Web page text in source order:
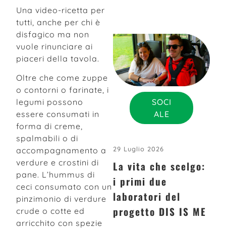
Una video-ricetta per
tutti, anche per chi è
disfagico ma non
vuole rinunciare ai
piaceri della tavola.
Oltre che come zuppe
o contorni o farinate, i
legumi possono
essere consumati in
forma di creme,
spalmabili o di
accompagnamento a
verdure e crostini di
pane. L’hummus di
ceci consumato con un
pinzimonio di verdure
crude o cotte ed
arricchito con spezie
SOCI
ALE
29 Luglio 2026
La vita che scelgo:
i primi due
laboratori del
progetto DIS IS ME